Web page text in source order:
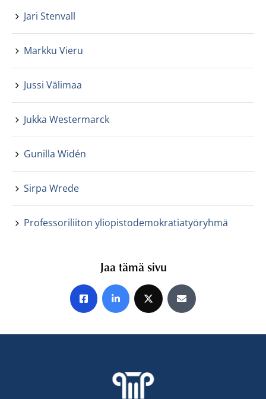
Jari Stenvall
Markku Vieru
Jussi Välimaa
Jukka Westermarck
Gunilla Widén
Sirpa Wrede
Professoriliiton yliopistodemokratiatyöryhmä
Jaa tämä sivu
Jaa Facebookissa
Jaa LinkedInissä
Jaa X:ssäJaa sähköpostitse